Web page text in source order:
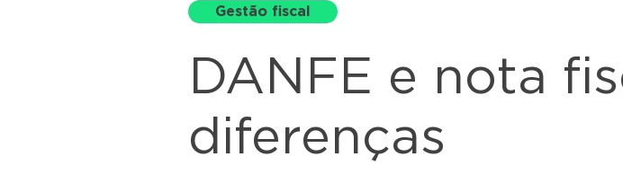
Gestão fiscal
DANFE e nota
diferenças